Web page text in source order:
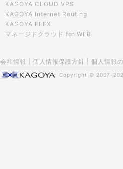
KAGOYA CLOUD VPS
KAGOYA Internet Routing
KAGOYA FLEX
マネージドクラウド for WEB
会社情報 個人情報保護方針 個人情報
Copyright © 2007-